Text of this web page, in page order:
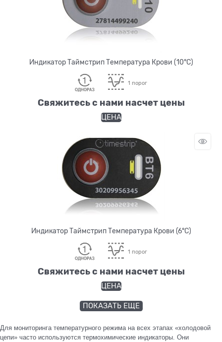
Индикатор Таймстрип Температура Крови (10°С)
1 порог
Свяжитесь с нами насчет цены
ЦЕНА
Индикатор Таймстрип Температура Крови (6°С)
1 порог
Свяжитесь с нами насчет цены
ЦЕНА
ПОКАЗАТЬ ЕЩЕ
Для мониторинга температурного режима на всех этапах «холодовой
цепи» часто используются термохимические индикаторы. Они